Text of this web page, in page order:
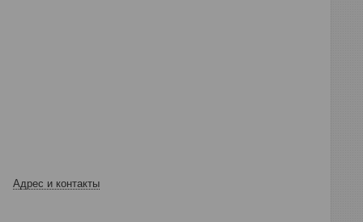
Адрес и контакты